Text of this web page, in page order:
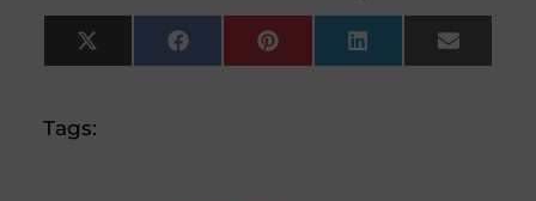
X
(Twitter)
FacebookPinterest LinkedIn Email
Tags: